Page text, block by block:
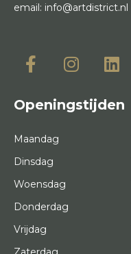
email: info@artdistrict.nl
Openingstijden
Maandag
Dinsdag
Woensdag
Donderdag
Vrijdag